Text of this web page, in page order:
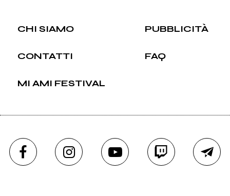
CHI SIAMO PUBBLICITÀ
CONTATTI FAQ
MI AMI FESTIVAL